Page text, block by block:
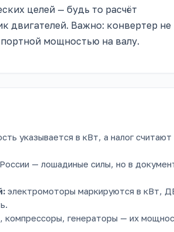
целей — будь то расчёт
двигателей. Важно: конвертер не
мощностью на валу.
указывается в кВт, а налог считают
России — лошадиные силы, но в
электромоторы маркируются в кВт,
компрессоры, генераторы — их